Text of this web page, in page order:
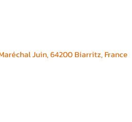
Maréchal Juin, 64200 Biarritz, France